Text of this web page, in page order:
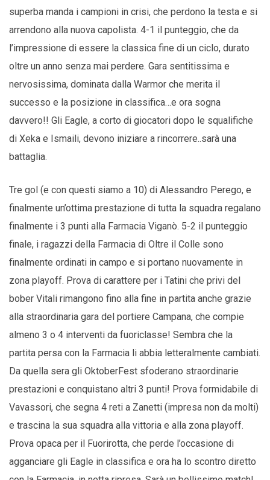
superba manda i campioni in crisi, che perdono la testa e si
arrendono alla nuova capolista. 4-1 il punteggio, che da
l’impressione di essere la classica fine di un ciclo, durato
oltre un anno senza mai perdere. Gara sentitissima e
nervosissima, dominata dalla Warmor che merita il
successo e la posizione in classifica…e ora sogna
davvero!! Gli Eagle, a corto di giocatori dopo le squalifiche
di Xeka e Ismaili, devono iniziare a rincorrere..sarà una
battaglia.
Tre gol (e con questi siamo a 10) di Alessandro Perego, e
finalmente un’ottima prestazione di tutta la squadra regalano
finalmente i 3 punti alla Farmacia Viganò. 5-2 il punteggio
finale, i ragazzi della Farmacia di Oltre il Colle sono
finalmente ordinati in campo e si portano nuovamente in
zona playoff. Prova di carattere per i Tatini che privi del
bober Vitali rimangono fino alla fine in partita anche grazie
alla straordinaria gara del portiere Campana, che compie
almeno 3 o 4 interventi da fuoriclasse! Sembra che la
partita persa con la Farmacia li abbia letteralmente cambiati.
Da quella sera gli OktoberFest sfoderano straordinarie
prestazioni e conquistano altri 3 punti! Prova formidabile di
Vavassori, che segna 4 reti a Zanetti (impresa non da molti)
e trascina la sua squadra alla vittoria e alla zona playoff.
Prova opaca per il Fuorirotta, che perde l’occasione di
agganciare gli Eagle in classifica e ora ha lo scontro diretto